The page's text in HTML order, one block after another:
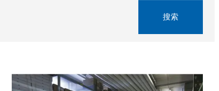
搜索